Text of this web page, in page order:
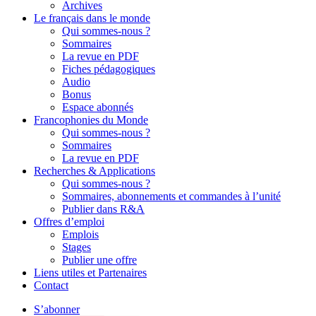
Archives
Le français dans le monde
Qui sommes-nous ?
Sommaires
La revue en PDF
Fiches pédagogiques
Audio
Bonus
Espace abonnés
Francophonies du Monde
Qui sommes-nous ?
Sommaires
La revue en PDF
Recherches & Applications
Qui sommes-nous ?
Sommaires, abonnements et commandes à l’unité
Publier dans R&A
Offres d’emploi
Emplois
Stages
Publier une offre
Liens utiles et Partenaires
Contact
S’abonner